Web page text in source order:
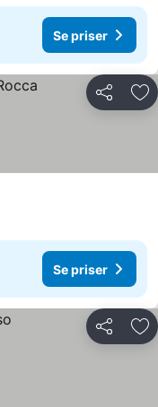
Se priser
Dela
Se priser
Dela